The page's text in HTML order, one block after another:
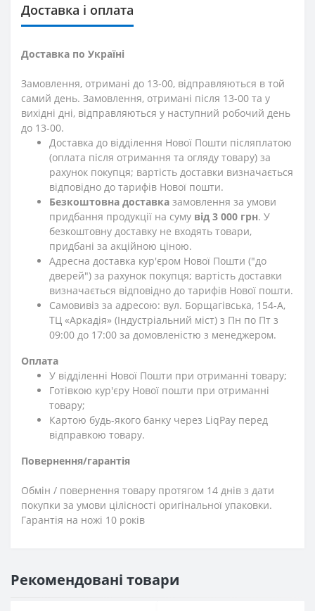
Доставка і оплата
Доставка по Україні
Замовлення, отримані до 13-00, відправляються в той
самий день. Замовлення, отримані після 13-00 та у
вихідні дні, відправляються у наступний робочий день
до 13-00.
Доставка до відділення Нової Пошти післяплатою
(оплата після отримання та огляду товару) за
рахунок покупця; вартість доставки визначається
відповідно до тарифів Нової пошти.
Безкоштовна доставка замовлення за умови
придбання продукції на суму від 3 000 грн. У
безкоштовну доставку не входять товари,
придбані за акційною ціною.
Адресна доставка кур'єром Нової Пошти ("до
дверей") за рахунок покупця; вартість доставки
визначається відповідно до тарифів Нової пошти.
Самовивіз за адресою: вул. Борщагівська, 154-А,
ТЦ «Аркадія» (Індустріальний міст) з Пн по Пт з
09:00 до 17:00 за домовленістю з менеджером.
Оплата
У відділенні Нової Пошти при отриманні товару;
Готівкою кур'єру Нової пошти при отриманні
товару;
Картою будь-якого банку через LiqPay перед
відправкою товару.
Повернення/гарантія
Обмін / повернення товару протягом 14 днів з дати
покупки за умови цілісності оригінальної упаковки.
Гарантія на ножі 10 років
Рекомендовані товари